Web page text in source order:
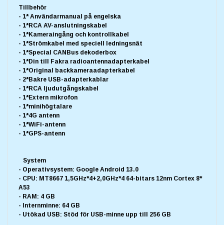
Tillbehör
- 1* Användarmanual på engelska
- 1*RCA AV-anslutningskabel
- 1*Kameraingång och kontrollkabel
- 1*Strömkabel med speciell ledningsnät
- 1*Special CANBus dekoderbox
- 1*Din till Fakra radioantennadapterkabel
- 1*Original backkameraadapterkabel
- 2*Bakre USB-adapterkablar
- 1*RCA ljudutgångskabel
- 1*Extern mikrofon
- 1*minihögtalare
- 1*4G antenn
- 1*WiFi-antenn
- 1*GPS-antenn
System
- Operativsystem: Google Android 13.0
- CPU: MT8667 1,5GHz*4+2,0GHz*4 64-bitars 12nm Cortex 8*
A53
- RAM: 4 GB
- Internminne: 64 GB
- Utökad USB: Stöd för USB-minne upp till 256 GB